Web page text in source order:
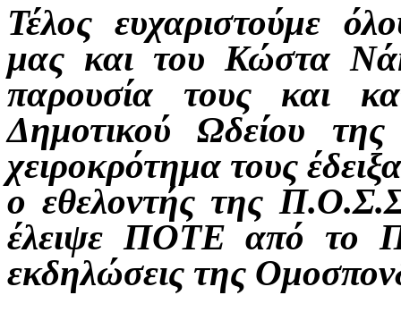
Τέλος ευχαριστούμε
μας και του Κώστα
παρουσία τους και
Δημοτικού Ωδείου
χειροκρότημα τους
ο εθελοντής της
έλειψε ΠΟΤΕ από το
εκδηλώσεις της